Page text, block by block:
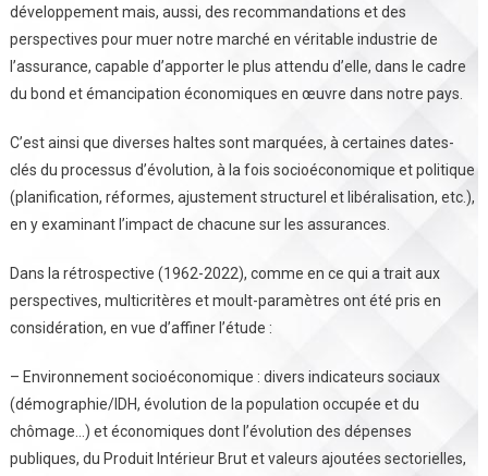
développement mais, aussi, des recommandations et des
perspectives pour muer notre marché en véritable industrie de
l’assurance, capable d’apporter le plus attendu d’elle, dans le cadre
du bond et émancipation économiques en œuvre dans notre pays.
C’est ainsi que diverses haltes sont marquées, à certaines dates-
clés du processus d’évolution, à la fois socioéconomique et politique
(planification, réformes, ajustement structurel et libéralisation, etc.),
en y examinant l’impact de chacune sur les assurances.
Dans la rétrospective (1962-2022), comme en ce qui a trait aux
perspectives, multicritères et moult-paramètres ont été pris en
considération, en vue d’affiner l’étude :
– Environnement socioéconomique : divers indicateurs sociaux
(démographie/IDH, évolution de la population occupée et du
chômage…) et économiques dont l’évolution des dépenses
publiques, du Produit Intérieur Brut et valeurs ajoutées sectorielles,